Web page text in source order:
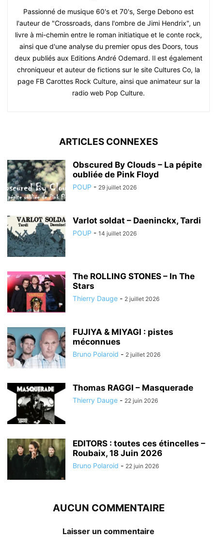
Passionné de musique 60's et 70's, Serge Debono est
l'auteur de "Crossroads, dans l'ombre de Jimi Hendrix", un
livre à mi-chemin entre le roman initiatique et le conte rock,
ainsi que d'une analyse du premier opus des Doors, tous
deux publiés aux Editions André Odemard. Il est également
chroniqueur et auteur de fictions sur le site Cultures Co, la
page FB Carottes Rock Culture, ainsi que animateur sur la
radio web Pop Culture.
ARTICLES CONNEXES
Obscured By Clouds – La pépite
oubliée de Pink Floyd
POUP - 29 juillet 2026
Varlot soldat – Daeninckx, Tardi
POUP - 14 juillet 2026
The ROLLING STONES – In The
Stars
Thierry Dauge - 2 juillet 2026
FUJIYA & MIYAGI : pistes
méconnues
Bruno Polaroid - 2 juillet 2026
Thomas RAGGI – Masquerade
Thierry Dauge - 22 juin 2026
EDITORS : toutes ces étincelles –
Roubaix, 18 Juin 2026
Bruno Polaroid - 22 juin 2026
AUCUN COMMENTAIRE
Laisser un commentaire